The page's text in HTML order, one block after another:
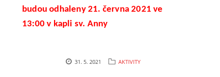
budou odhaleny 21. června 2021 ve
13:00 v kapli sv. Anny
31. 5. 2021 AKTIVITY